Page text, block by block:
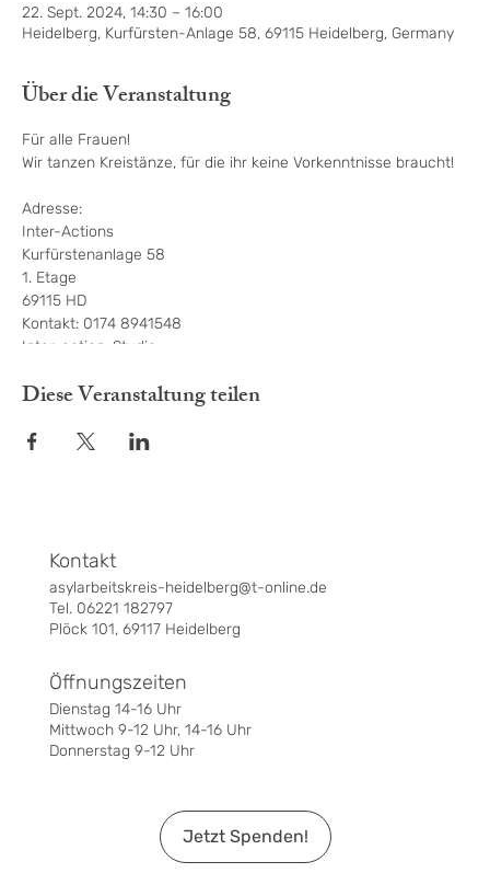
22. Sept. 2024, 14:30 – 16:00
Heidelberg, Kurfürsten-Anlage 58, 69115 Heidelberg, Germany
Über die Veranstaltung
Für alle Frauen!
Wir tanzen Kreistänze, für die ihr keine Vorkenntnisse braucht!
Adresse:
Inter-Actions
Kurfürstenanlage 58
1. Etage
69115 HD
Kontakt: 0174 8941548
Inter-action-Studio:
Diese Veranstaltung teilen
Jetzt Spenden!
asylarbeitskreis-heidelberg@t-online.de
Tel. 06221 182797
Plöck 101, 69117 Heidelberg
Kontakt
Dienstag 14-16 Uhr
Mittwoch 9-12 Uhr, 14-16 Uhr
Donnerstag 9-12 Uhr
Öffnungszeiten